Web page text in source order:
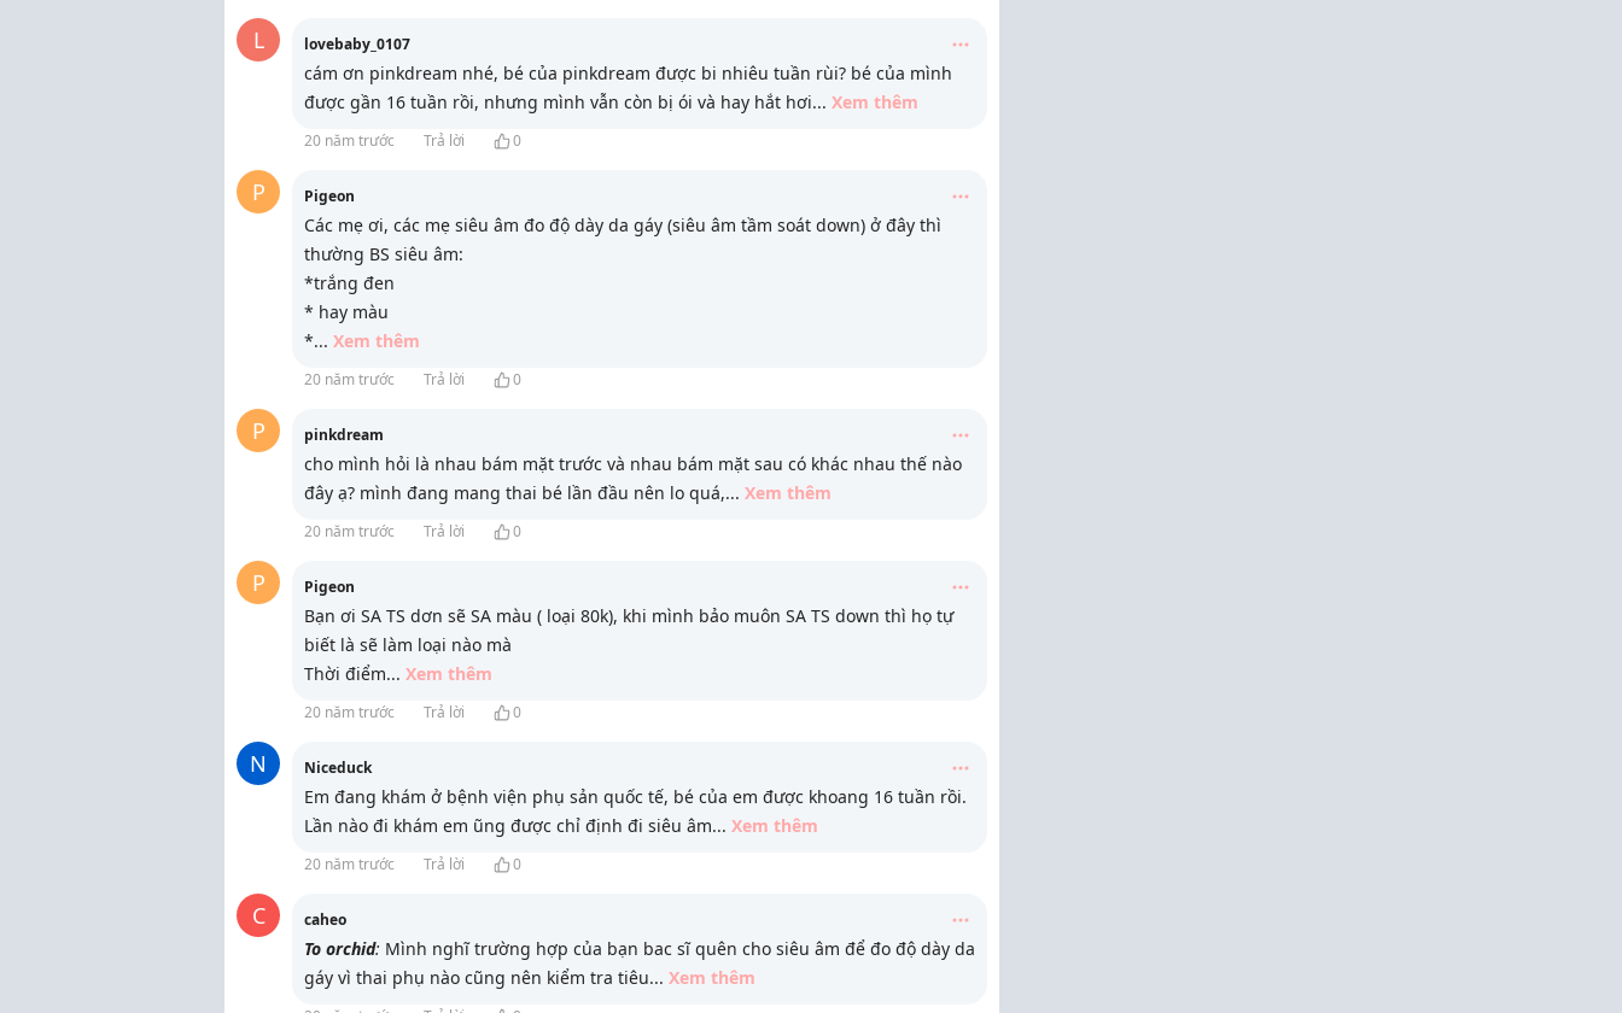
L lovebaby_0107
cám ơn pinkdream nhé, bé của pinkdream được bi nhiêu tuần rùi? bé của mình
được gần 16 tuần rồi, nhưng mình vẫn còn bị ói và hay hắt hơi... Xem thêm
20 năm trước Trả lời 0
P Pigeon
Các mẹ ơi, các mẹ siêu âm đo độ dày da gáy (siêu âm tầm soát down) ở đây thì
thường BS siêu âm:
*trắng đen
* hay màu
*... Xem thêm
20 năm trước Trả lời 0
P pinkdream
cho mình hỏi là nhau bám mặt trước và nhau bám mặt sau có khác nhau thế nào
đây ạ? mình đang mang thai bé lần đầu nên lo quá,... Xem thêm
20 năm trước Trả lời 0
P Pigeon
Bạn ơi SA TS dơn sẽ SA màu ( loại 80k), khi mình bảo muôn SA TS down thì họ tự
biết là sẽ làm loại nào mà
Thời điểm... Xem thêm
20 năm trước Trả lời 0
N Niceduck
Em đang khám ở bệnh viện phụ sản quốc tế, bé của em được khoang 16 tuần rồi.
Lần nào đi khám em ũng được chỉ định đi siêu âm... Xem thêm
20 năm trước Trả lời 0
C caheo
To orchid: Mình nghĩ trường hợp của bạn bac sĩ quên cho siêu âm để đo độ dày da
gáy vì thai phụ nào cũng nên kiểm tra tiêu... Xem thêm